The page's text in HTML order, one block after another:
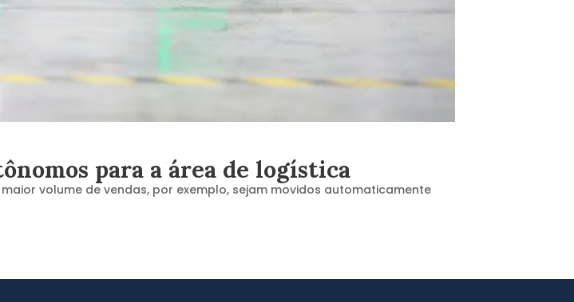
para a área de logística
volume de vendas, por exemplo, sejam movidos automaticamente